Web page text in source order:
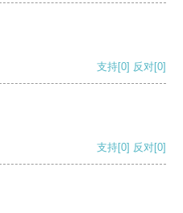
支持[0] 反对[0]
支持[0] 反对[0]